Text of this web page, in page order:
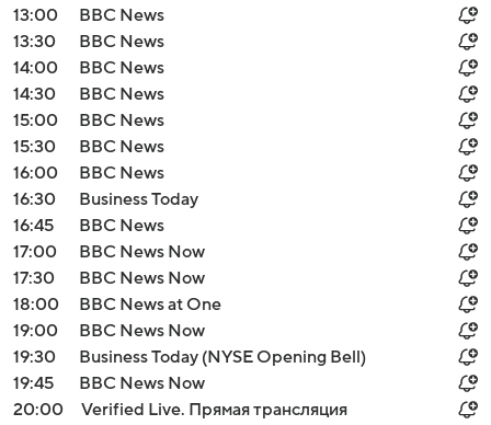
13:00
BBC News
13:30
BBC News
14:00
BBC News
14:30
BBC News
15:00
BBC News
15:30
BBC News
16:00
BBC News
16:30
Business Today
16:45
BBC News
17:00
BBC News Now
17:30
BBC News Now
18:00
BBC News at One
19:00
BBC News Now
19:30
Business Today (NYSE Opening Bell)
19:45
BBC News Now
20:00
Verified Live. Прямая трансляция